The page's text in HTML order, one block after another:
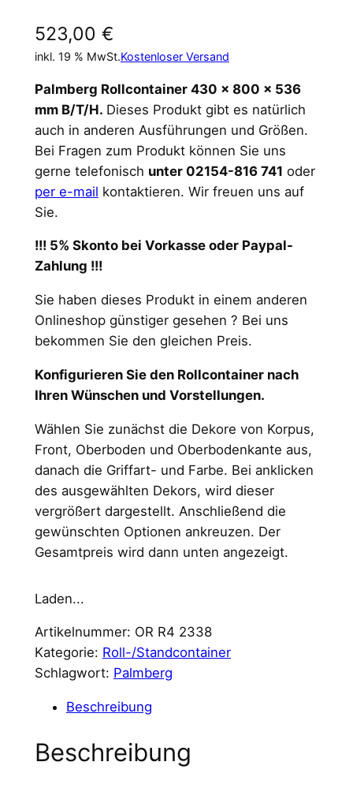
523,00 €
inkl. 19 % MwSt.Kostenloser Versand
Palmberg Rollcontainer 430 x 800 x 536
mm B/T/H. Dieses Produkt gibt es natürlich
auch in anderen Ausführungen und Größen.
Bei Fragen zum Produkt können Sie uns
gerne telefonisch unter 02154-816 741 oder
per e-mail kontaktieren. Wir freuen uns auf
Sie.
!!! 5% Skonto bei Vorkasse oder Paypal-
Zahlung !!!
Sie haben dieses Produkt in einem anderen
Onlineshop günstiger gesehen ? Bei uns
bekommen Sie den gleichen Preis.
Konfigurieren Sie den Rollcontainer nach
Ihren Wünschen und Vorstellungen.
Wählen Sie zunächst die Dekore von Korpus,
Front, Oberboden und Oberbodenkante aus,
danach die Griffart- und Farbe. Bei anklicken
des ausgewählten Dekors, wird dieser
vergrößert dargestellt. Anschließend die
gewünschten Optionen ankreuzen. Der
Gesamtpreis wird dann unten angezeigt.
Laden...
Artikelnummer: OR R4 2338
Kategorie: Roll-/Standcontainer
Schlagwort: Palmberg
Beschreibung
Beschreibung